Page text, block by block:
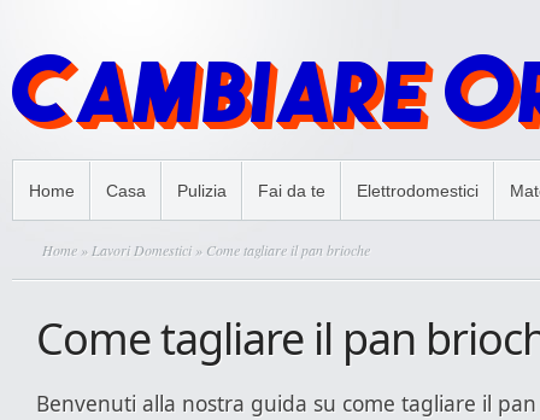
Home Casa Pulizia Fai da te Elettrodomestici
Home » Lavori Domestici » Come tagliare il pan brioche
Come tagliare il pan
Benvenuti alla nostra guida su come tagliare il